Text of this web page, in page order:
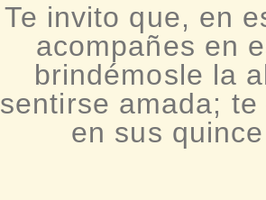
Te invito que, en
acompañes en
brindémosle la
sentirse amada; te
en sus